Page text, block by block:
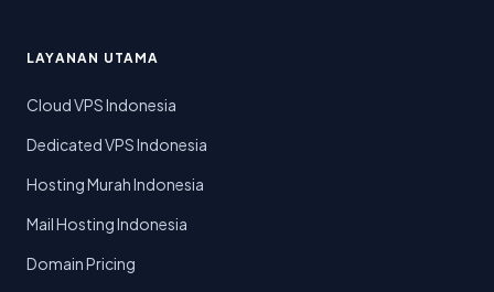
LAYANAN UTAMA
Cloud VPS Indonesia
Dedicated VPS Indonesia
Hosting Murah Indonesia
Mail Hosting Indonesia
Domain Pricing